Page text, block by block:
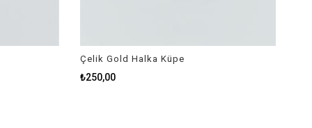
Çelik Gold Halka Küpe
₺250,00